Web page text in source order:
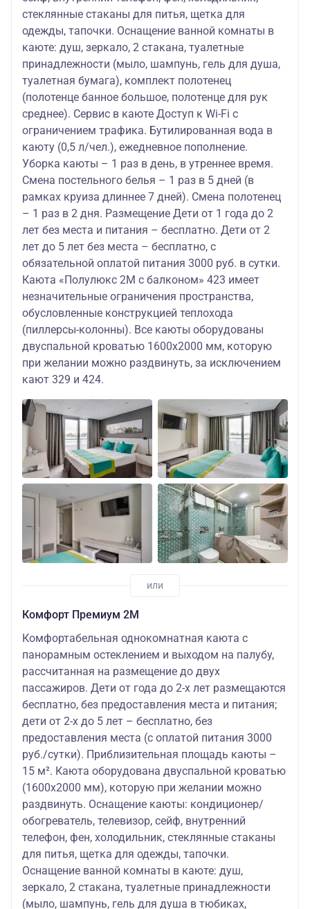
стеклянные стаканы для питья, щетка для
одежды, тапочки. Оснащение ванной комнаты в
каюте: душ, зеркало, 2 стакана, туалетные
принадлежности (мыло, шампунь, гель для душа,
туалетная бумага), комплект полотенец
(полотенце банное большое, полотенце для рук
среднее). Сервис в каюте Доступ к Wi-Fi с
ограничением трафика. Бутилированная вода в
каюту (0,5 л/чел.), ежедневное пополнение.
Уборка каюты – 1 раз в день, в утреннее время.
Смена постельного белья – 1 раз в 5 дней (в
рамках круиза длиннее 7 дней). Смена полотенец
– 1 раз в 2 дня. Размещение Дети от 1 года до 2
лет без места и питания – бесплатно. Дети от 2
лет до 5 лет без места – бесплатно, с
обязательной оплатой питания 3000 руб. в сутки.
Каюта «Полулюкс 2М с балконом» 423 имеет
незначительные ограничения пространства,
обусловленные конструкцией теплохода
(пиллерсы-колонны). Все каюты оборудованы
двуспальной кроватью 1600х2000 мм, которую
при желании можно раздвинуть, за исключением
кают 329 и 424.
Комфорт Премиум 2M
Комфортабельная однокомнатная каюта с
панорамным остеклением и выходом на палубу,
рассчитанная на размещение до двух
пассажиров. Дети от года до 2-х лет размещаются
бесплатно, без предоставления места и питания;
дети от 2-х до 5 лет – бесплатно, без
предоставления места (с оплатой питания 3000
руб./сутки). Приблизительная площадь каюты –
15 м². Каюта оборудована двуспальной кроватью
(1600х2000 мм), которую при желании можно
раздвинуть. Оснащение каюты: кондиционер/
обогреватель, телевизор, сейф, внутренний
телефон, фен, холодильник, стеклянные стаканы
для питья, щетка для одежды, тапочки.
Оснащение ванной комнаты в каюте: душ,
зеркало, 2 стакана, туалетные принадлежности
(мыло, шампунь, гель для душа в тюбиках,